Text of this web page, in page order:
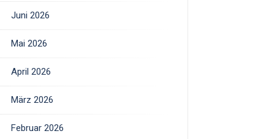
Juni 2026
Mai 2026
April 2026
März 2026
Februar 2026